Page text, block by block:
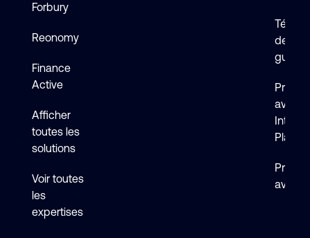
Forbury
Reonomy
Finance
Active
Afficher
toutes les
solutions
Voir toutes
les
expertises
de
guides
avec
avec